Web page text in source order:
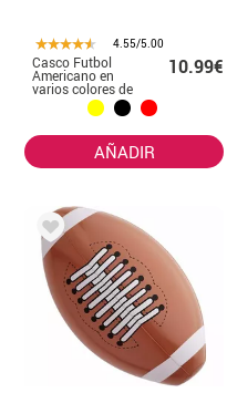
4.55/5.00
Casco Futbol
Americano en
varios colores de
58/60 cm de
perímetro interior
10.99€
AÑADIR